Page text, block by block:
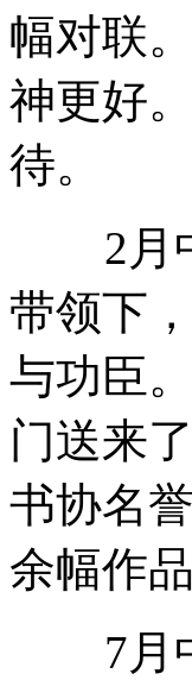
幅对联
神更好
待。
2月中
带领下
与功臣
门送来
书协名
余幅作品
7月中